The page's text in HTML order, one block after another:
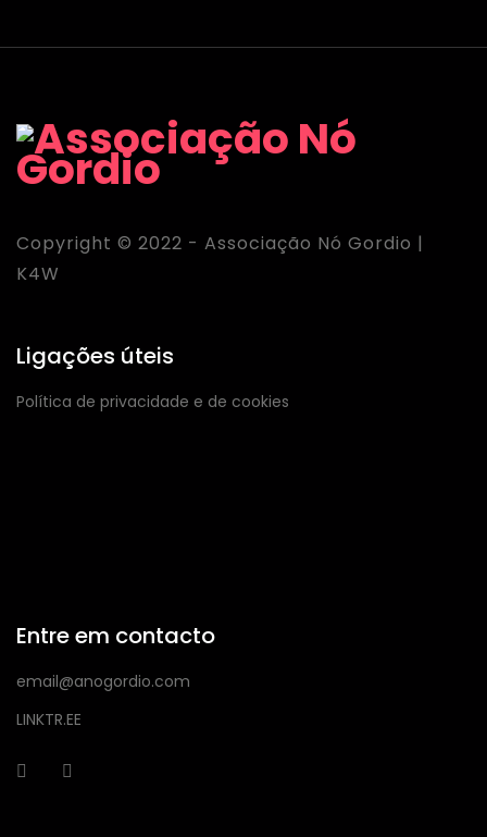
Copyright © 2022 - Associação Nó Gordio |
K4W
Ligações úteis
Política de privacidade e de cookies
Entre em contacto
email@anogordio.com
LINKTR.EE